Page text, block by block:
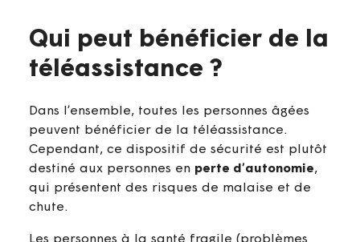
Qui peut bénéficier de la
téléassistance ?
Dans l’ensemble, toutes les personnes âgées
peuvent bénéficier de la téléassistance.
Cependant, ce dispositif de sécurité est plutôt
destiné aux personnes en perte d’autonomie,
qui présentent des risques de malaise et de
chute.